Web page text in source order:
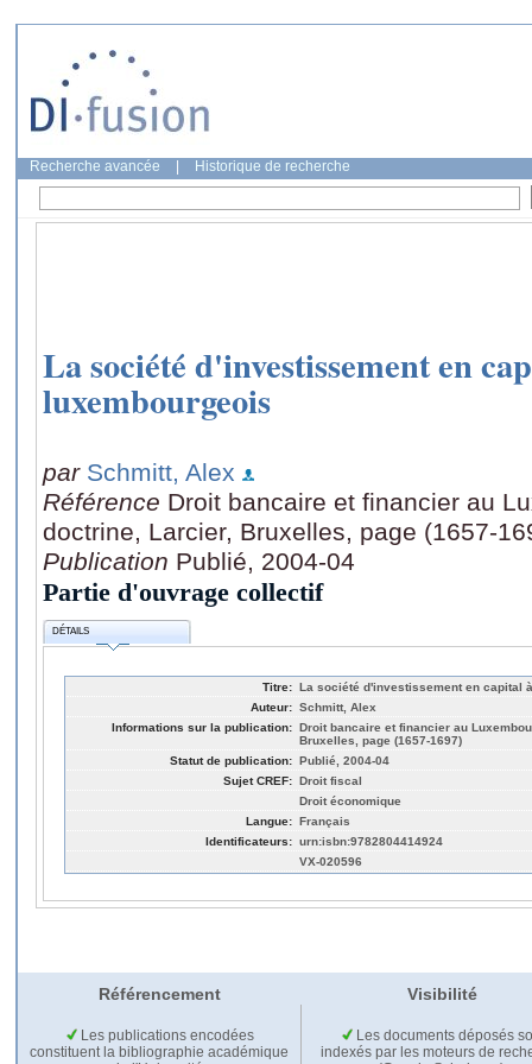
Recherche avancée Historique de recherche
La société d'investissement en
luxembourgeois
par Schmitt, Alex
Référence Droit bancaire et financier au
doctrine, Larcier, Bruxelles, page (1657-
Publication Publié, 2004-04
Partie d'ouvrage collectif
DÉTAILS
Titre: La société d'investissement en capital
Auteur: Schmitt, Alex
Informations sur la publication: Droit bancaire et financier au
Bruxelles, page (1657-1697)
Statut de publication: Publié, 2004-04
Sujet CREF: Droit fiscal
Droit économique
Langue: Français
Identificateurs: urn:isbn:9782804414924
VX-020596
Référencement Visibilité
Les publications encodées
constituent la bibliographie académique
Les documents déposés
indexés par les moteurs de